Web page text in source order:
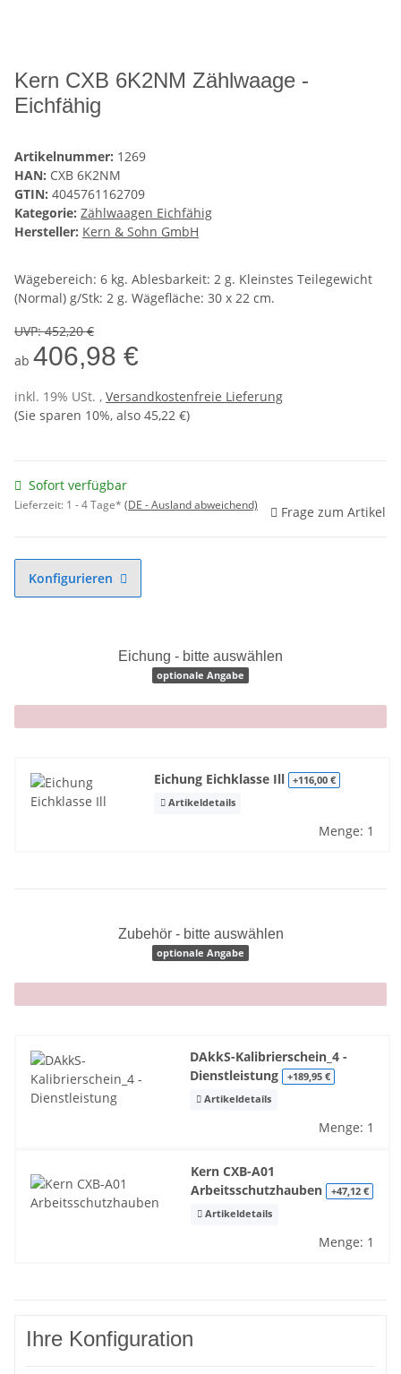
Kern CXB 6K2NM Zählwaage -
Eichfähig
Artikelnummer: 1269
HAN: CXB 6K2NM
GTIN: 4045761162709
Kategorie: Zählwaagen Eichfähig
Hersteller: Kern & Sohn GmbH
Wägebereich: 6 kg. Ablesbarkeit: 2 g. Kleinstes Teilegewicht
(Normal) g/Stk: 2 g. Wägefläche: 30 x 22 cm.
UVP:452,20 €
ab 406,98 €
inkl. 19% USt. , Versandkostenfreie Lieferung
(Sie sparen 10%, also 45,22 €)
Sofort verfügbar
Lieferzeit: 1 - 4 Tage* (DE - Ausland abweichend) Frage zum Artikel
Konfigurieren
Eichung - bitte auswählen
optionale Angabe
x
Eichung Eichklasse Ill
+116,00 €
Artikeldetails
Menge: 1
Zubehör - bitte auswählen
optionale Angabe
x
DAkkS-Kalibrierschein_4 -
Dienstleistung +189,95 €
Artikeldetails
Menge: 1
Kern CXB-A01
Arbeitsschutzhauben +47,12 €
Artikeldetails
Menge: 1
Ihre Konfiguration